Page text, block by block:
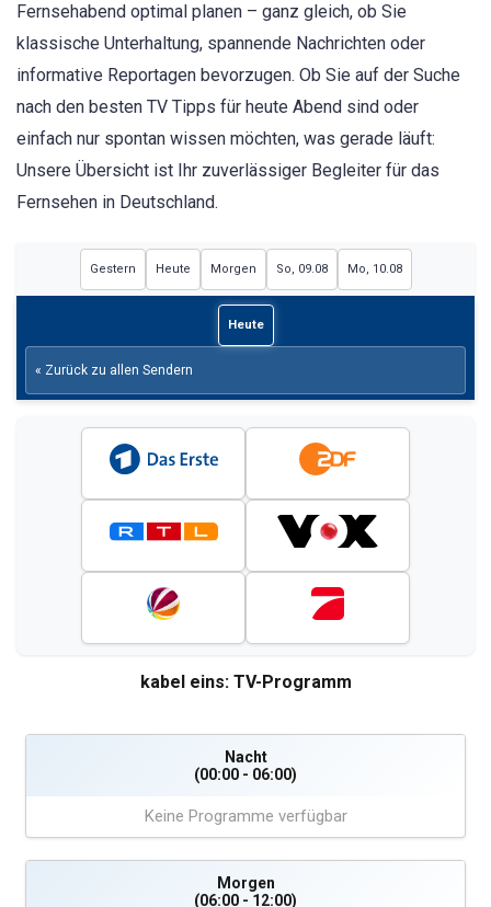
Fernsehabend optimal planen – ganz gleich, ob Sie
klassische Unterhaltung, spannende Nachrichten oder
informative Reportagen bevorzugen. Ob Sie auf der Suche
nach den besten TV Tipps für heute Abend sind oder
einfach nur spontan wissen möchten, was gerade läuft:
Unsere Übersicht ist Ihr zuverlässiger Begleiter für das
Fernsehen in Deutschland.
Gestern Heute Morgen So, 09.08 Mo, 10.08
Heute
« Zurück zu allen Sendern
kabel eins: TV-Programm
Nacht
(00:00 - 06:00)
Keine Programme verfügbar
Morgen
(06:00 - 12:00)